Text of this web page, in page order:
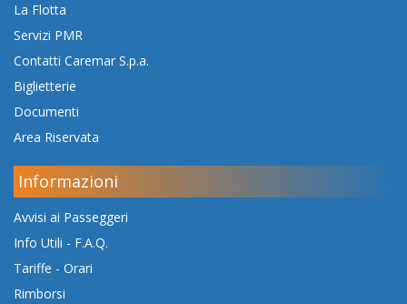
La Flotta
Servizi PMR
Contatti Caremar S.p.a.
Biglietterie
Documenti
Area Riservata
Informazioni
Avvisi ai Passeggeri
Info Utili - F.A.Q.
Tariffe - Orari
Rimborsi